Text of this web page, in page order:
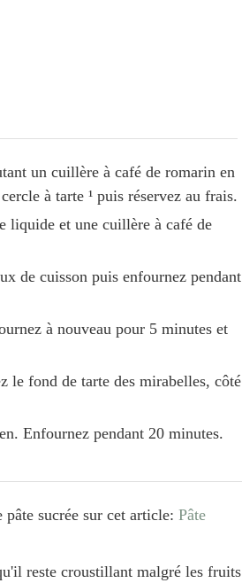
un cuillère à café de romarin en
à tarte ¹ puis réservez au frais.
liquide et une cuillère à café de
de cuisson puis enfournez pendant
à nouveau pour 5 minutes et
le fond de tarte des mirabelles, côté
Enfournez pendant 20 minutes.
pâte sucrée sur cet article: Pâte
reste croustillant malgré les fruits